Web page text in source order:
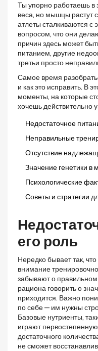
Ты упорно работаешь
веса, но мышцы растут
атлеты сталкиваются с
вопросом, что они
причин здесь может
питанием, другие
третьи просто
Самое время
и как это исправить. В
моменты, на которые
хочешь действительно
Недостаточное
Неправильные
Отсутствие
Значение генетики
Психологические
Советы и стратегии
его роль
Нередко бывает так,
внимание
забывают о
рациона говорить о
приходится. Важно
по себе — им нужны
Базовые нутриенты,
играют
достаточного
не сможет